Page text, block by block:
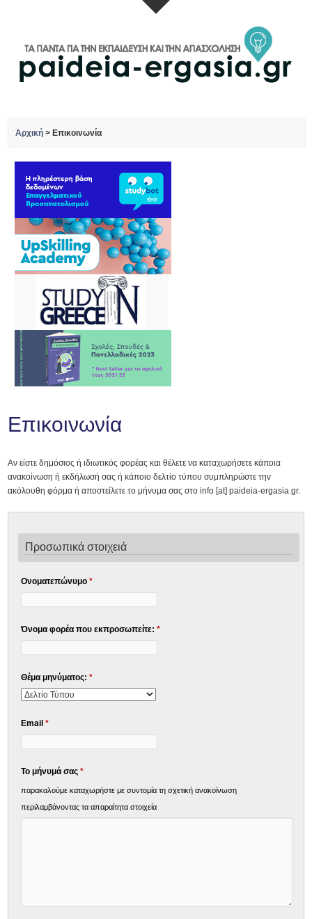
Αρχική > Επικοινωνία
Επικοινωνία
Αν είστε δημόσιος ή ιδιωτικός φορέας και θέλετε να καταχωρήσετε κάποια
ανακοίνωση ή εκδήλωσή σας ή κάποιο δελτίο τύπου συμπληρώστε την
ακόλουθη φόρμα ή αποστείλετε το μήνυμα σας στο info [at] paideia-ergasia.gr.
Προσωπικά στοιχειά
Ονοματεπώνυμο*
Όνομα φορέα που εκπροσωπείτε:*
Θέμα μηνύματος:*
Email*
Το μήνυμά σας*
παρακαλούμε καταχωρήστε με συντομία τη σχετική ανακοίνωση
περιλαμβάνοντας τα απαραίτητα στοιχεία